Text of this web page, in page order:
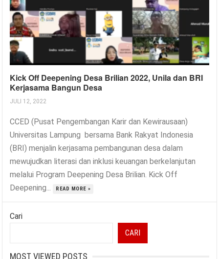
Kick Off Deepening Desa Brilian 2022, Unila dan BRI
Kerjasama Bangun Desa
JULI 12, 2022
CCED (Pusat Pengembangan Karir dan Kewirausaan)
Universitas Lampung bersama Bank Rakyat Indonesia
(BRI) menjalin kerjasama pembangunan desa dalam
mewujudkan literasi dan inklusi keuangan berkelanjutan
melalui Program Deepening Desa Brilian. Kick Off
Deepening...
READ MORE »
Cari
CARI
MOST VIEWED POSTS